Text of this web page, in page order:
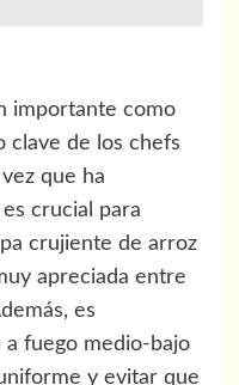
importante como
clave de los chefs
que ha
crucial para
crujiente de arroz
apreciada entre
es
fuego medio-bajo
y evitar que